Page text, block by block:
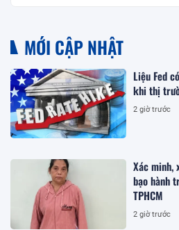
MỚI CẬP NHẬT
Liệu Fed
khi thị
2 giờ trước
Xác minh,
bạo hành
TPHCM
2 giờ trước